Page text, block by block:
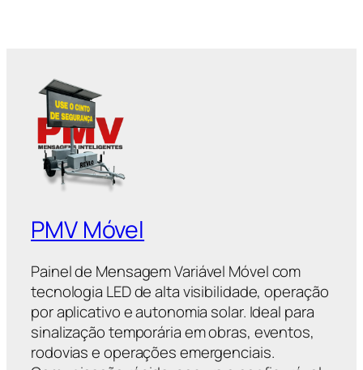
PMV Móvel
Painel de Mensagem Variável Móvel com
tecnologia LED de alta visibilidade, operação
por aplicativo e autonomia solar. Ideal para
sinalização temporária em obras, eventos,
rodovias e operações emergenciais.